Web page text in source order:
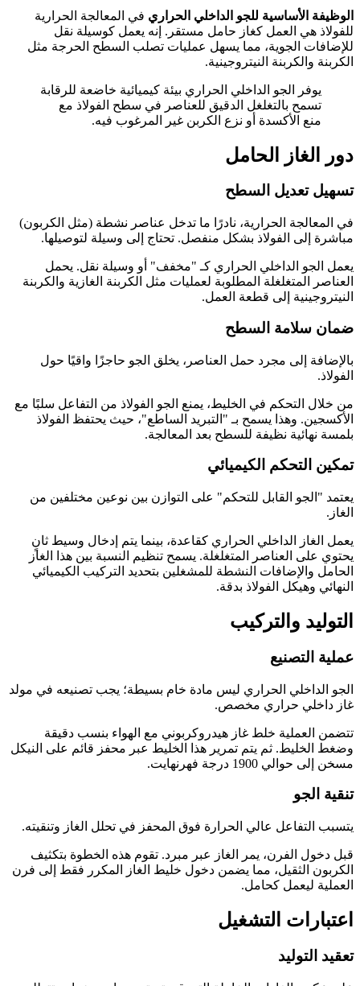
الوظيفة الأساسية للجو الداخلي الحراري في المعالجة الحرارية
للفولاذ هي العمل كغاز حامل مستقر. إنه يعمل كوسيلة نقل
للإضافات الجوية، مما يسهل عمليات تصلب السطح الحرجة مثل
الكربنة والكربنة النيتروجينية.
يوفر الجو الداخلي الحراري بيئة كيميائية خاضعة للرقابة
تسمح بالتغلغل الدقيق للعناصر في سطح الفولاذ مع
منع الأكسدة أو نزع الكربن غير المرغوب فيه.
دور الغاز الحامل
تسهيل تعديل السطح
في المعالجة الحرارية، نادرًا ما تدخل عناصر نشطة (مثل الكربون)
مباشرة إلى الفولاذ بشكل منفصل. تحتاج إلى وسيلة لتوصيلها.
يعمل الجو الداخلي الحراري كـ "مخفف" أو وسيلة نقل. يحمل
العناصر المتغلغلة المطلوبة لعمليات مثل الكربنة الغازية والكربنة
النيتروجينية إلى قطعة العمل.
ضمان سلامة السطح
بالإضافة إلى مجرد حمل العناصر، يخلق الجو حاجزًا واقيًا حول
الفولاذ.
من خلال التحكم في الخليط، يمنع الجو الفولاذ من التفاعل سلبًا مع
الأكسجين. وهذا يسمح بـ "التبريد الساطع"، حيث يحتفظ الفولاذ
بلمسة نهائية نظيفة للسطح بعد المعالجة.
تمكين التحكم الكيميائي
يعتمد "الجو القابل للتحكم" على التوازن بين نوعين مختلفين من
الغاز.
يعمل الغاز الداخلي الحراري كقاعدة، بينما يتم إدخال وسيط ثانٍ
يحتوي على العناصر المتغلغلة. يسمح تنظيم النسبة بين هذا الغاز
الحامل والإضافات النشطة للمشغلين بتحديد التركيب الكيميائي
النهائي وهيكل الفولاذ بدقة.
التوليد والتركيب
عملية التصنيع
الجو الداخلي الحراري ليس مادة خام بسيطة؛ يجب تصنيعه في مولد
غاز داخلي حراري مخصص.
تتضمن العملية خلط غاز هيدروكربوني مع الهواء بنسب دقيقة
وضغط الخليط. ثم يتم تمرير هذا الخليط عبر محفز قائم على النيكل
مسخن إلى حوالي 1900 درجة فهرنهايت.
تنقية الجو
يتسبب التفاعل عالي الحرارة فوق المحفز في تحلل الغاز وتنقيته.
قبل دخول الفرن، يمر الغاز عبر مبرد. تقوم هذه الخطوة بتكثيف
الكربون الثقيل، مما يضمن دخول خليط الغاز المكرر فقط إلى فرن
العملية ليعمل كحامل.
اعتبارات التشغيل
تعقيد التوليد